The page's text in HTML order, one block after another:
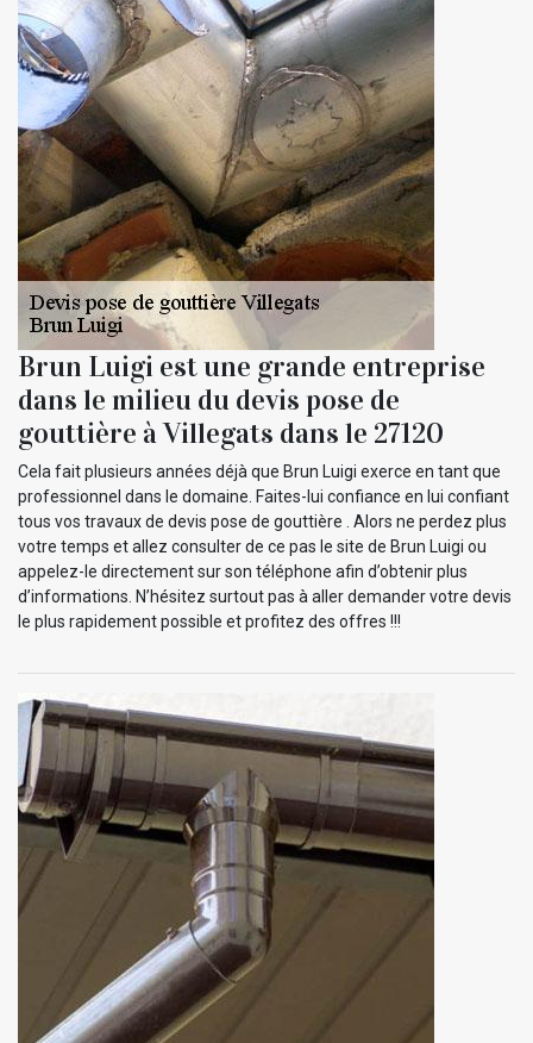
Brun Luigi est une grande entreprise
dans le milieu du devis pose de
gouttière à Villegats dans le 27120
Cela fait plusieurs années déjà que Brun Luigi exerce en tant que
professionnel dans le domaine. Faites-lui confiance en lui confiant
tous vos travaux de devis pose de gouttière . Alors ne perdez plus
votre temps et allez consulter de ce pas le site de Brun Luigi ou
appelez-le directement sur son téléphone afin d’obtenir plus
d’informations. N’hésitez surtout pas à aller demander votre devis
le plus rapidement possible et profitez des offres !!!